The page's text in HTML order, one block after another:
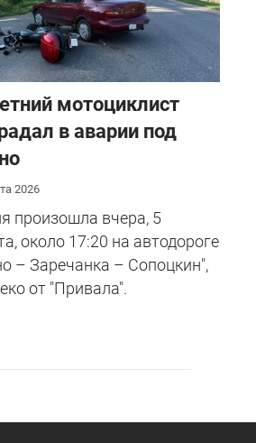
мотоциклист
в аварии под
2026
произошла вчера, 5
около 17:20 на автодороге
– Заречанка – Сопоцкин",
от "Привала".